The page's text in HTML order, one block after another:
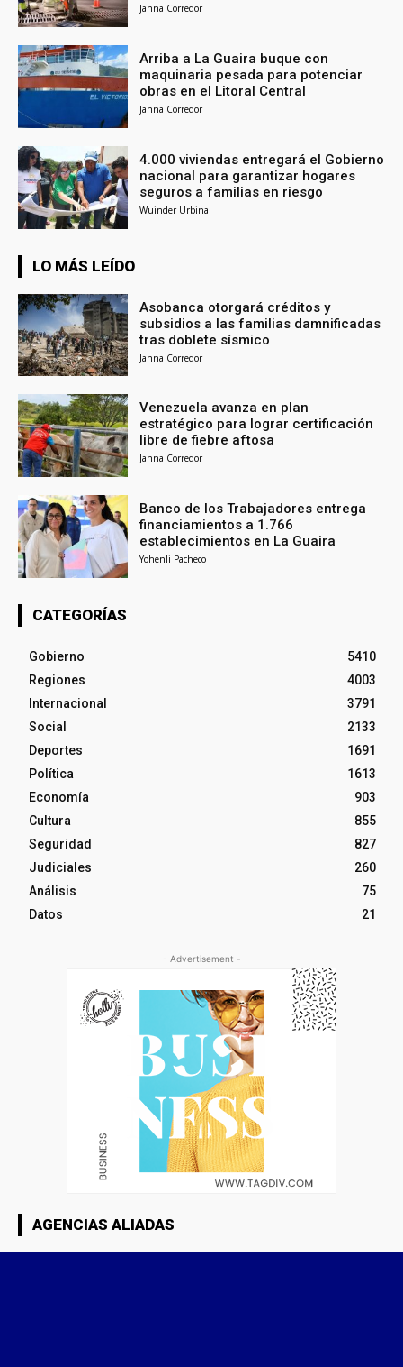
Janna Corredor
Arriba a La Guaira buque con
maquinaria pesada para potenciar
obras en el Litoral Central
Janna Corredor
4.000 viviendas entregará el Gobierno
nacional para garantizar hogares
seguros a familias en riesgo
Wuinder Urbina
LO MÁS LEÍDO
Asobanca otorgará créditos y
subsidios a las familias damnificadas
tras doblete sísmico
Janna Corredor
Venezuela avanza en plan
estratégico para lograr certificación
libre de fiebre aftosa
Janna Corredor
Banco de los Trabajadores entrega
financiamientos a 1.766
establecimientos en La Guaira
Yohenli Pacheco
CATEGORÍAS
Gobierno
5410
Regiones
4003
Internacional
3791
Social
2133
Deportes
1691
Política
1613
Economía
903
Cultura
855
Seguridad
827
Judiciales
260
Análisis
75
Datos
21
- Advertisement -
AGENCIAS ALIADAS